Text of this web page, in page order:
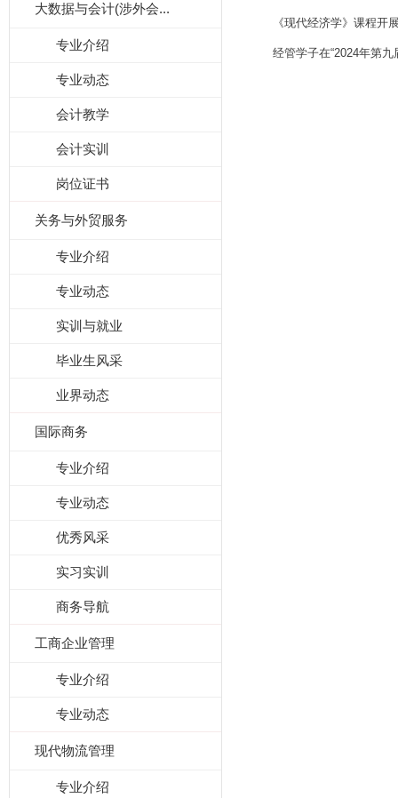
大数据与会计(涉外会...
专业介绍
专业动态
会计教学
会计实训
岗位证书
关务与外贸服务
专业介绍
专业动态
实训与就业
毕业生风采
业界动态
国际商务
专业介绍
专业动态
优秀风采
实习实训
商务导航
工商企业管理
专业介绍
专业动态
现代物流管理
专业介绍
《现代经济学》课程开
经管学子在“2024年第